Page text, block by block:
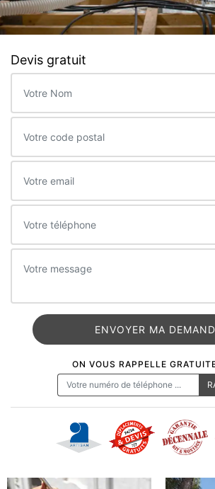
Devis gratuit
ON VOUS RAPPELLE